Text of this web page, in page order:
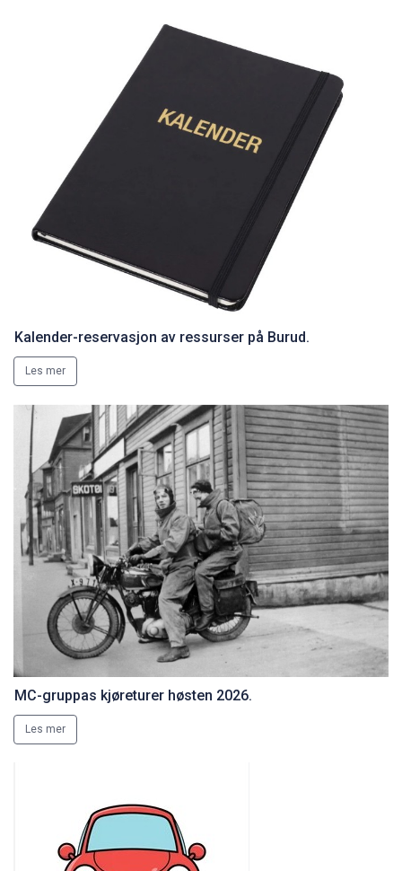
Kalender-reservasjon av ressurser på Burud.
Les mer
MC-gruppas kjøreturer høsten 2026.
Les mer